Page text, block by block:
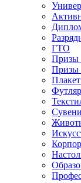
ГТО
Призы
Призы